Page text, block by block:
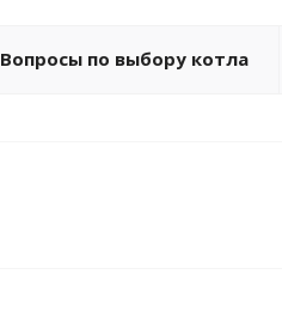
Вопросы по выбору котла